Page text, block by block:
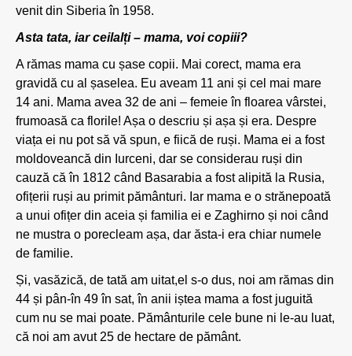
venit din Siberia în 1958.
Asta tata, iar ceilalți – mama, voi copiii?
A rămas mama cu șase copii. Mai corect, mama era
gravidă cu al șaselea. Eu aveam 11 ani și cel mai mare
14 ani. Mama avea 32 de ani – femeie în floarea vârstei,
frumoasă ca florile! Așa o descriu și așa și era. Despre
viața ei nu pot să vă spun, e fiică de ruși. Mama ei a fost
moldoveancă din Iurceni, dar se considerau ruși din
cauză că în 1812 când Basarabia a fost alipită la Rusia,
ofițerii ruși au primit pământuri. Iar mama e o strănepoată
a unui ofițer din aceia și familia ei e Zaghirno și noi când
ne mustra o porecleam așa, dar ăsta-i era chiar numele
de familie.
Și, vasăzică, de tată am uitat,el s-o dus, noi am rămas din
44 și pân-în 49 în sat, în anii iștea mama a fost juguită
cum nu se mai poate. Pământurile cele bune ni le-au luat,
că noi am avut 25 de hectare de pământ.